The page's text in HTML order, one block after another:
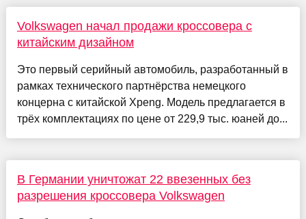
Volkswagen начал продажи кроссовера с
китайским дизайном
Это первый серийный автомобиль, разработанный в
рамках технического партнёрства немецкого
концерна с китайской Xpeng. Модель предлагается в
трёх комплектациях по цене от 229,9 тыс. юаней до...
В Германии уничтожат 22 ввезенных без
разрешения кроссовера Volkswagen